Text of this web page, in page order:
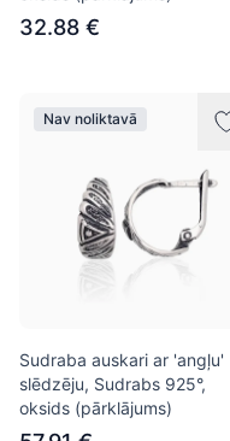
32.88 €
Nav noliktavā
Sudraba auskari ar 'angļu'
slēdzēju, Sudrabs 925°,
oksids (pārklājums)